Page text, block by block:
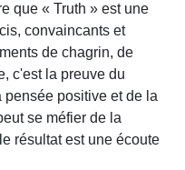
que « Truth » est une
convaincants et
de chagrin, de
c'est la preuve du
positive et de la
se méfier de la
résultat est une écoute